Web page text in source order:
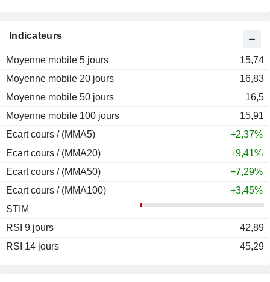
Indicateurs
Moyenne mobile 5 jours
15,74
Moyenne mobile 20 jours
16,83
Moyenne mobile 50 jours
16,5
Moyenne mobile 100 jours
15,91
Ecart cours / (MMA5)
+2,37%
Ecart cours / (MMA20)
+9,41%
Ecart cours / (MMA50)
+7,29%
Ecart cours / (MMA100)
+3,45%
STIM
RSI 9 jours
42,89
RSI 14 jours
45,29